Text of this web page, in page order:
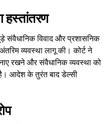
हस्तांतरण
संवैधानिक विवाद और प्रशासनिक
व्यवस्था लागू की। कोर्ट ने
रखने और संवैधानिक व्यवस्था को
आदेश के तुरंत बाद डेल्सी